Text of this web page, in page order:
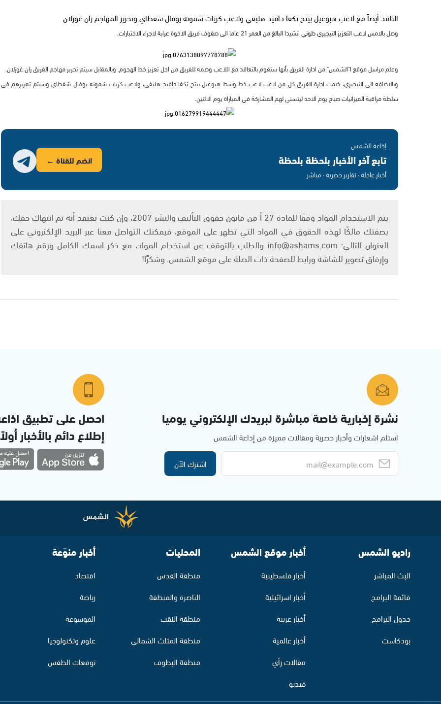
التاقد أيضاً مع لاعب هبوعيل بيتح تكفا دافيد هليفي ولاعب كريات شمونه يوفال شفطاي وتحرير المهاجم ران غوزلان
وصل بالامس لاعب التعزيز النيجيري طوني انشيدا البالغ من العمر 21 عاما الى صفوف فريق الاخوة عرابة لاجراء الاختبارات.
وعلم مراسل موقع ا"الشمس" من ادارة الفريق بأنها ستقوم بالتعاقد مع اللاعب وضمه للفريق من اجل تعزيز خط الهجوم. وبالمقابل سيتم تحرير مهاجم الفريق ران غوزلان.
وبالاضافة الى النيجيري، ضمت ادارة الفريق كل من لاعب لاعب خط وسط هبوعيل بيتح تكفا دافيد هليفي، ولاعب كريات شمونه يوفال شفطاي وسيتم تمريرهم في
سلطة مراقبة الميزانيات صباح يوم الاحد ليتسنى لهم المشاركة في المباراة يوم الاثنين.
إذاعة الشمس
تابع آخر الأخبار بلحظة بلحظة
أخبار عاجلة · تقارير حصرية · مباشر
انضم للقناة ←
يتم الاستخدام المواد وفقًا للمادة 27 أ من قانون حقوق التأليف والنشر 2007، وإن كنت تعتقد أنه تم انتهاك حقك،
بصفتك مالكًا لهذه الحقوق في المواد التي تظهر على الموقع، فيمكنك التواصل معنا عبر البريد الإلكتروني على
العنوان التالي: info@ashams.com والطلب بالتوقف عن استخدام المواد، مع ذكر اسمك الكامل ورقم هاتفك
وإرفاق تصوير للشاشة ورابط للصفحة ذات الصلة على موقع الشمس. وشكرًا!
نشرة إخبارية خاصة مباشرة لبريدك الإلكتروني يوميا
استلم اشعارات وأخبار حصرية ومقالات مميزة من إذاعة الشمس
اشترك الآن
احصل على تطبيق
إطلاع دائم بالأخبار
راديو الشمس
البث المباشر
قائمة البرامج
جدول البرامج
بودكاست
أخبار موقع الشمس
أخبار فلسطينية
أخبار اسرائيلية
أخبار عربية
أخبار عالمية
مقالات رأي
فيديو
المحليات
منطقة القدس
الناصرة والمنطقة
منطقة النقب
منطقة المثلث الشمالي
منطقة البطوف
أخبار منوّعة
اقتصاد
رياضة
الموسوعة
علوم وتكنولوجيا
توقعات الطقس